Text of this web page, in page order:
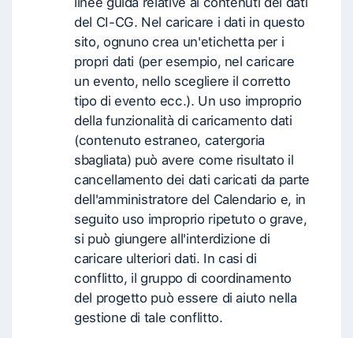
del CI-CG. Nel caricare i dati in questo
sito, ognuno crea un'etichetta per i
propri dati (per esempio, nel caricare
un evento, nello scegliere il corretto
tipo di evento ecc.). Un uso improprio
della funzionalità di caricamento dati
(contenuto estraneo, catergoria
sbagliata) può avere come risultato il
cancellamento dei dati caricati da parte
dell'amministratore del Calendario e, in
seguito uso improprio ripetuto o grave,
si può giungere all'interdizione di
caricare ulteriori dati. In casi di
conflitto, il gruppo di coordinamento
del progetto può essere di aiuto nella
gestione di tale conflitto.